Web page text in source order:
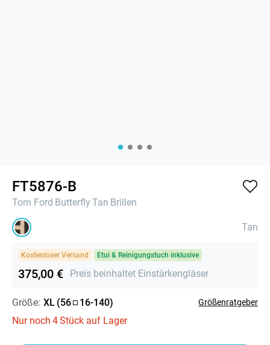
FT5876-B
Tom Ford Butterfly Tan Brillen
Tan
Kostenloser Versand Etui & Reinigungstuch inklusive
375,00 € Preis beinhaltet Einstärkengläser
Größe: XL (56 16-140) Größenratgeber
Nur noch 4Stück auf Lager